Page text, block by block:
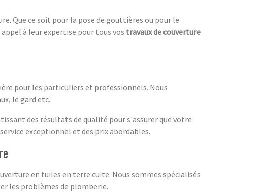
Que ce soit pour la pose de gouttières ou pour le
à leur expertise pour tous vos travaux de couverture
pour les particuliers et professionnels. Nous
le gard etc.
des résultats de qualité pour s'assurer que votre
exceptionnel et des prix abordables.
en tuiles en terre cuite. Nous sommes spécialisés
les problèmes de plomberie.